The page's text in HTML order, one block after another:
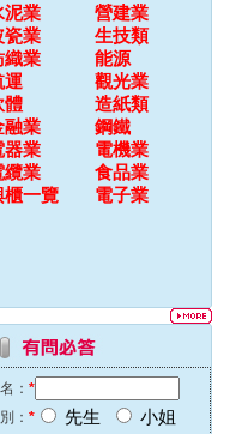
泥業
營建業
瓷業
生技類
織業
能源
運
觀光業
體
造紙類
融業
鋼鐵
器業
電機業
纜業
食品業
櫃一覽
電子業
： *
： * 先生 小姐